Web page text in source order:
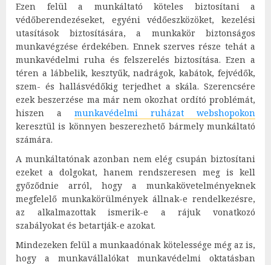
Ezen felül a munkáltató köteles biztosítani a
védőberendezéseket, egyéni védőeszközöket, kezelési
utasítások biztosítására, a munkakör biztonságos
munkavégzése érdekében. Ennek szerves része tehát a
munkavédelmi ruha és felszerelés biztosítása. Ezen a
téren a lábbelik, kesztyűk, nadrágok, kabátok, fejvédők,
szem- és hallásvédőkig terjedhet a skála. Szerencsére
ezek beszerzése ma már nem okozhat ordító problémát,
hiszen a munkavédelmi ruházat webshopokon
keresztül is könnyen beszerezhető bármely munkáltató
számára.
A munkáltatónak azonban nem elég csupán biztosítani
ezeket a dolgokat, hanem rendszeresen meg is kell
győződnie arról, hogy a munkakövetelményeknek
megfelelő munkakörülmények állnak-e rendelkezésre,
az alkalmazottak ismerik-e a rájuk vonatkozó
szabályokat és betartják-e azokat.
Mindezeken felül a munkaadónak kötelessége még az is,
hogy a munkavállalókat munkavédelmi oktatásban